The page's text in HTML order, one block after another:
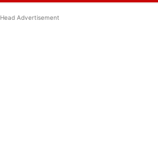
Head Advertisement